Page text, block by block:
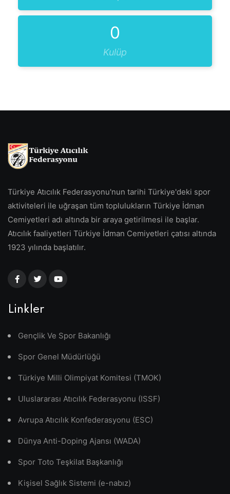
0
Kulüp
Türkiye Atıcılık Federasyonu'nun tarihi Türkiye'deki spor
aktiviteleri ile uğraşan tüm toplulukların Türkiye İdman
Cemiyetleri adı altında bir araya getirilmesi ile başlar.
Atıcılık faaliyetleri Türkiye İdman Cemiyetleri çatısı altında
1923 yılında başlatılır.
Linkler
Gençlik Ve Spor Bakanlığı
Spor Genel Müdürlüğü
Türkiye Milli Olimpiyat Komitesi (TMOK)
Uluslararası Atıcılık Federasyonu (ISSF)
Avrupa Atıcılık Konfederasyonu (ESC)
Dünya Anti-Doping Ajansı (WADA)
Spor Toto Teşkilat Başkanlığı
Kişisel Sağlık Sistemi (e-nabız)